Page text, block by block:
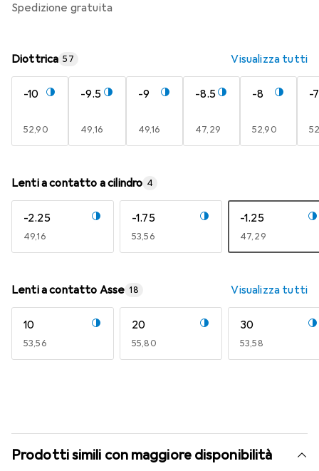
spedizione gratuita
Diottrica 57 Visualizza tutti
-10
EUR
52,90
-9.5
EUR
49,16
-9
EUR
49,16
-8.5
EUR
47,29
-8
EUR
52,90
-
Lenti a contatto a cilindro 4
-2.25
EUR
49,16
-1.75
EUR
53,56
-1.25
EUR
47,29
Lenti a contatto Asse 18 Visualizza tutti
10
EUR
53,56
20
EUR
55,80
30
EUR
53,58
Prodotti simili con maggiore disponibilità